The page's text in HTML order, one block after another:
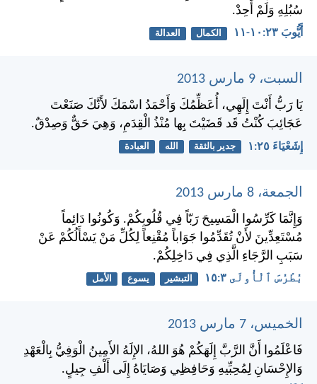
سُبُلِهِ وَلَمْ أَحِدْ.
أَيُّوبَ ٢٣:‏١٠-‏١١ الكمال العدالة
السبت، 9 مارس 2013
يَا رَبُّ أَنْتَ إِلَهِي، أُعَظِّمُكَ وَأَحْمَدُ اسْمَكَ لأَنَّكَ صَنَعْتَ
عَجَائِبَ كُنْتُ قَد قَضَيْتَ بِها مُنْذُ الْقِدَمِ، وَهِيَ حَقٌّ وَصِدْقٌ.
إِشَعْيَاءَ ٢٥:‏١ جدير بالثقة الله العبادة
الجمعة، 8 مارس 2013
وَإِنَّمَا كَرِّسُوا الْمَسِيحَ رَبّاً فِي قُلُوبِكُمْ. وَكُونُوا دَائِماً
مُسْتَعِدِّينَ لأَنْ تُقَدِّمُوا جَوَاباً مُقْنِعاً لِكُلِّ مَنْ يَسْأَلُكُمْ عَنْ
سَبَبِ الرَّجَاءِ الَّذِي فِي دَاخِلِكُمْ.
بُطْرُسَ ٱلْأُولَى ٣:‏١٥ التبشير يسوع الأمل
الخميس، 7 مارس 2013
فَاعْلَمُوا أَنَّ الرَّبَّ إِلَهَكُمْ هُوَ اللهُ، الإِلَهُ الأَمِينُ الْوَفِيُّ بِالْعَهْدِ
وَالإِحْسَانِ لِمُحِبِّيهِ وَحَافِظِي وَصَايَاهُ إِلَى أَلْفِ جِيلٍ.